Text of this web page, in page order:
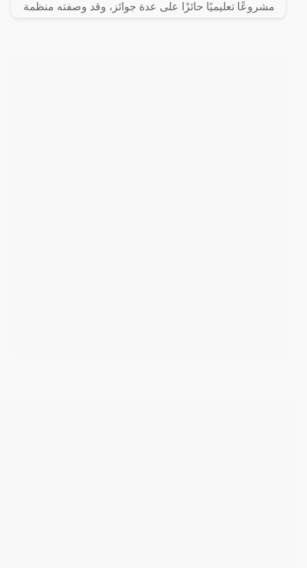
مشروعًا تعليميًا حائزًا على عدة جوائز، وقد وصفته منظمة